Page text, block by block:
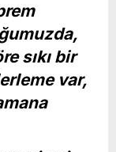
sıkı bir
var,